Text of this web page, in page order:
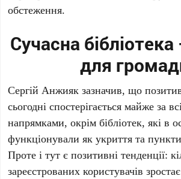
обстеження.
Сучасна
для
Сергій Анжияк зазначив, що
сьогодні спостерігається майже за
напрямками, окрім бібліотек, які в
функціонували як укриття та
Проте і тут є позитивні тенденції:
зареєстрованих користувачів